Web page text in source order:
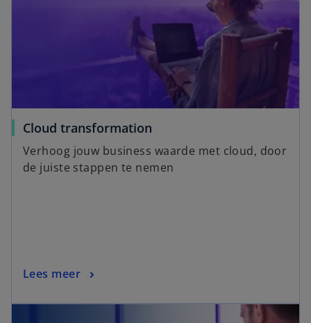
Cloud transformation
Verhoog jouw business waarde met cloud, door
de juiste stappen te nemen
Lees meer